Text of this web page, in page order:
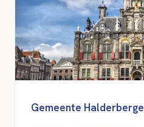
Gemeente Halderberge